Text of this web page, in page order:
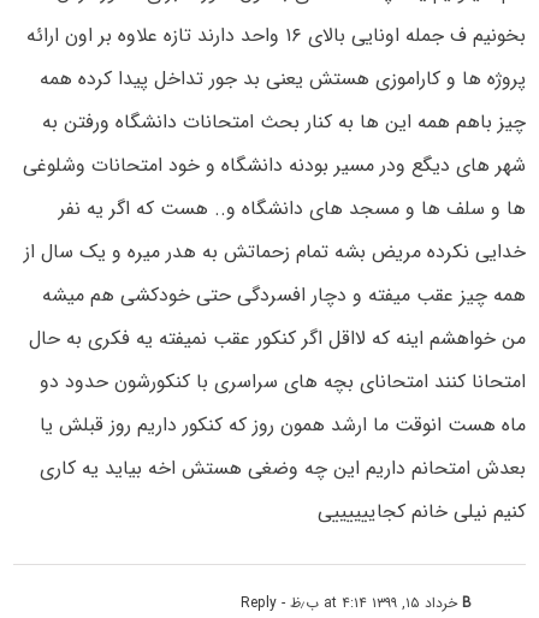
بخونیم ف جمله اونایی بالای ۱۶ واحد دارند تازه علاوه بر اون ارائه
پروژه ها و کاراموزی هستش یعنی بد جور تداخل پیدا کرده همه
چیز باهم همه این ها به کنار بحث امتحانات دانشگاه ورفتن به
شهر های دیگع ودر مسیر بودنه دانشگاه و خود امتحانات وشلوغی
ها و سلف ها و مسجد های دانشگاه و.. هست که اگر یه نفر
خدایی نکرده مریض بشه تمام زحماتش به هدر میره و یک سال از
همه چیز عقب میفته و دچار افسردگی حتی خودکشی هم میشه
من خواهشم اینه که لااقل اگر کنکور عقب نمیفته یه فکری به حال
امتحانا کنند امتحانای بچه های سراسری با کنکورشون حدود دو
ماه هست انوقت ما ارشد همون روز که کنکور داریم روز قبلش یا
بعدش امتحانم داریم این چه وضغی هستش اخه بیاید یه کاری
کنیم نیلی خانم کجاییییییی
Bخرداد ۱۵, ۱۳۹۹ at ۴:۱۴ ب٫ظ - Reply